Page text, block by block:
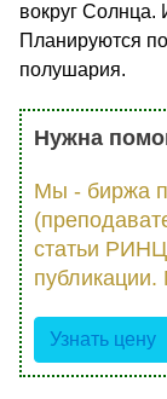
вокруг Солнца.
Планируются
полушария.
Нужна
Мы - биржа
статьи
Узнать цену